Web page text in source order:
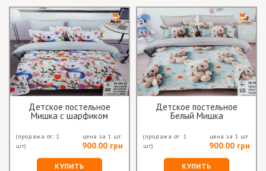
Детское постельное
Мишка с шарфиком
(продажа от: 1
шт)
цена за 1 шт.
900.00 грн
КУПИТЬ
Детское постельное
Белый Мишка
(продажа от: 1
шт)
цена за 1 шт.
900.00 грн
КУПИТЬ